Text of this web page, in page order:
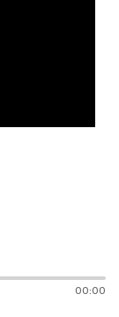
de
00:00